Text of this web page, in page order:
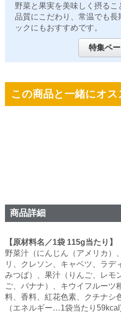
野菜と果実を美味しく摂るこ
品質にこだわり、常温でも長
ックにもおすすめです。
特集ペ
この商品と一緒にオ
商品詳細
【原材料名／1袋 115g当たり】
野菜汁（にんじん（アメリカ）
リ、クレソン、キャベツ、ラデ
みつば）、果汁（りんご、レモ
ご、バナナ）、キウイフルーツ
料、香料、紅花色素、クチナシ
（エネルギー…1袋当たり